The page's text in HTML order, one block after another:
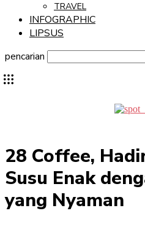
TRAVEL
INFOGRAPHIC
LIPSUS
pencarian
28 Coffee,
Susu Enak
yang Nyaman